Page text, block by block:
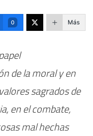
0 Más
de la moral y en
sagrados de
en el combate,
mal hechas